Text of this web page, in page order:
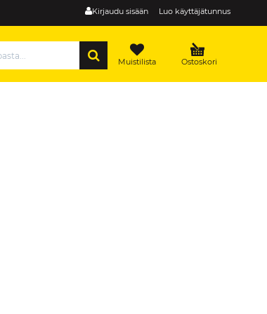
Kirjaudu sisään Luo käyttäjätunnus
Ostoskori
Muistilista